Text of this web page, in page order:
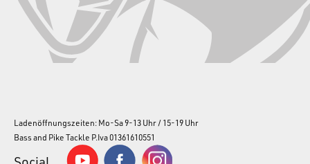
Ladenöffnungszeiten: Mo-Sa 9-13 Uhr / 15-19 Uhr
Bass and Pike Tackle P.Iva 01361610551